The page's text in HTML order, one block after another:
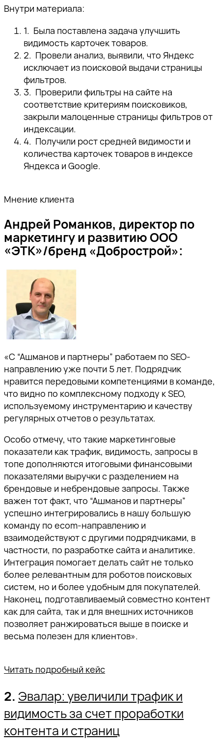
Внутри материала:
Была поставлена задача улучшить
видимость карточек товаров.
Провели анализ, выявили, что Яндекс
исключает из поисковой выдачи страницы
фильтров.
Проверили фильтры на сайте на
соответствие критериям поисковиков,
закрыли малоценные страницы фильтров от
индексации.
Получили рост средней видимости и
количества карточек товаров в индексе
Яндекса и Google.
Мнение клиента
Андрей Романков, директор по
маркетингу и развитию ООО
«ЭТК»/бренд «Добрострой»:
«С “Ашманов и партнеры” работаем по SEO-
направлению уже почти 5 лет. Подрядчик
нравится передовыми компетенциями в команде,
что видно по комплексному подходу к SEO,
используемому инструментарию и качеству
регулярных отчетов о результатах.
Особо отмечу, что такие маркетинговые
показатели как трафик, видимость, запросы в
топе дополняются итоговыми финансовыми
показателями выручки с разделением на
брендовые и небрендовые запросы. Также
важен тот факт, что “Ашманов и партнеры”
успешно интегрировались в нашу большую
команду по еcom-направлению и
взаимодействуют с другими подрядчиками, в
частности, по разработке сайта и аналитике.
Интеграция помогает делать сайт не только
более релевантным для роботов поисковых
систем, но и более удобным для покупателей.
Наконец, подготавливаемый совместно контент
как для сайта, так и для внешних источников
позволяет ранжироваться выше в поиске и
весьма полезен для клиентов».
Читать подробный кейс
2. Эвалар: увеличили трафик и
видимость за счет проработки
контента и страниц